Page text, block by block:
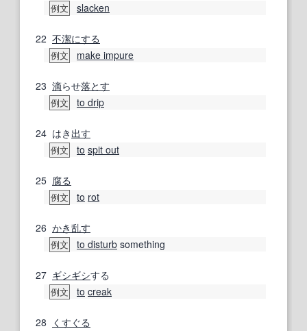
例文 slacken
22 不潔にする
例文 make impure
23 滴らせ落とす
例文 to drip
24 はき 出す
例文 to spit out
25 腐る
例文 to rot
26 かき乱す
例文 to disturb something
27 ギシギシする
例文 to creak
28 くすぐる